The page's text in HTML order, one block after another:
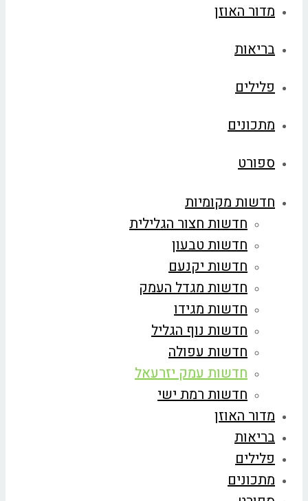
מדור האוזן
בריאות
פלילים
מתכונים
ספורט
חדשות מקומיות
חדשות חצור הגלילית
חדשות טבעון
חדשות יקנעם
חדשות מגדל העמק
חדשות מגידו
חדשות נוף הגליל
חדשות עפולה
חדשות עמק יזרעאל
חדשות רמת ישי
מדור האוזן
בריאות
פלילים
מתכונים